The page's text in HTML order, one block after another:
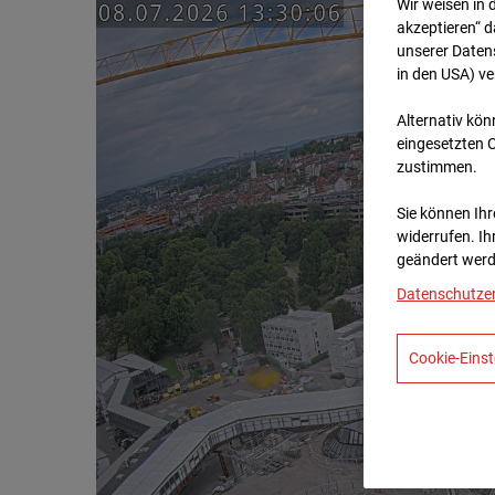
Wir weisen in
akzeptieren“
unserer
in den USA)
Alternativ
eingesetzten
zustimmen.
Sie können
widerrufen.
geändert
Cookie-